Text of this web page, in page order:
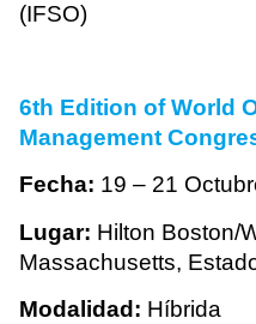
(IFSO)
6th Edition of World
Management
Fecha: 19 – 21
Lugar: Hilton Boston/
Massachusetts,
Modalidad: Híbrida